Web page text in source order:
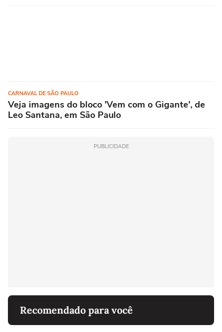
CARNAVAL DE SÃO PAULO
Veja imagens do bloco 'Vem com o Gigante', de
Leo Santana, em São Paulo
PUBLICIDADE
Recomendado para você